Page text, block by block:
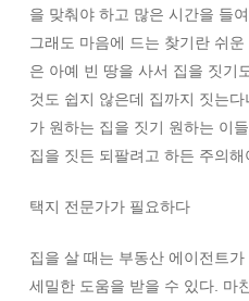
을 맞춰야 하고 많은 시간을 들
그래도 마음에 드는 찾기란 쉬
은 아예 빈 땅을 사서 집을 짓기
것도 쉽지 않은데 집까지 짓는
가 원하는 집을 짓기 원하는 이
집을 짓든 되팔려고 하든 주의
택지 전문가가 필요하다
집을 살 때는 부동산 에이전트
세밀한 도움을 받을 수 있다. 마